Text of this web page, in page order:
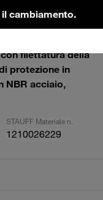
il cambiamento.
filettatura della
protezione in
NBR acciaio,
STAUFF Materiale n.
1210026229